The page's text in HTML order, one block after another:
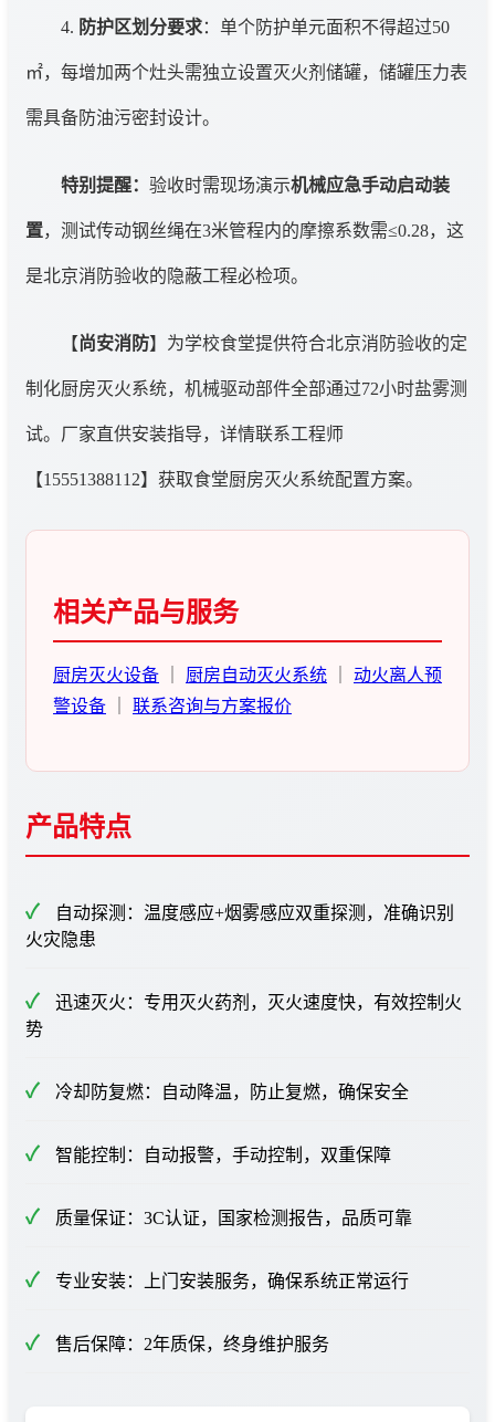
4. 防护区划分要求：单个防护单元面积不得超过50
㎡，每增加两个灶头需独立设置灭火剂储罐，储罐压力表
需具备防油污密封设计。
特别提醒： 验收时需现场演示机械应急手动启动装
置，测试传动钢丝绳在3米管程内的摩擦系数需≤0.28，这
是北京消防验收的隐蔽工程必检项。
【尚安消防】为学校食堂提供符合北京消防验收的定
制化厨房灭火系统，机械驱动部件全部通过72小时盐雾测
试。厂家直供安装指导，详情联系工程师
【15551388112】获取食堂厨房灭火系统配置方案。
相关产品与服务
厨房灭火设备 厨房自动灭火系统
动火离人预
警设备
联系咨询与方案报价
产品特点
自动探测：温度感应+烟雾感应双重探测，准确识别
火灾隐患
迅速灭火：专用灭火药剂，灭火速度快，有效控制火
势
冷却防复燃：自动降温，防止复燃，确保安全
智能控制：自动报警，手动控制，双重保障
质量保证：3C认证，国家检测报告，品质可靠
专业安装：上门安装服务，确保系统正常运行
售后保障：2年质保，终身维护服务